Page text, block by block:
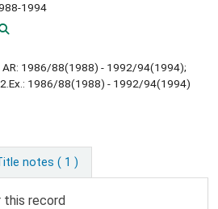
1994
AR: 1986/88(1988) - 1992/94(1994);
1986/88(1988) - 1992/94(1994)
notes ( 1 )
this record